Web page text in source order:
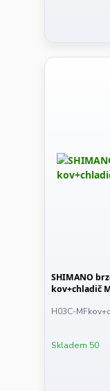
SHIMANO
kov+chladič
H03C-
Skladem 50